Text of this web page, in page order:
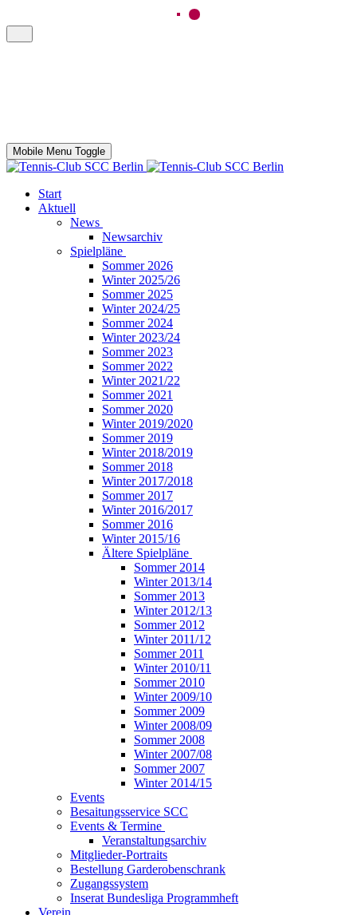
Mobile Menu Toggle
Start
Aktuell
News
Newsarchiv
Spielpläne
Sommer 2026
Winter 2025/26
Sommer 2025
Winter 2024/25
Sommer 2024
Winter 2023/24
Sommer 2023
Sommer 2022
Winter 2021/22
Sommer 2021
Sommer 2020
Winter 2019/2020
Sommer 2019
Winter 2018/2019
Sommer 2018
Winter 2017/2018
Sommer 2017
Winter 2016/2017
Sommer 2016
Winter 2015/16
Ältere Spielpläne
Sommer 2014
Winter 2013/14
Sommer 2013
Winter 2012/13
Sommer 2012
Winter 2011/12
Sommer 2011
Winter 2010/11
Sommer 2010
Winter 2009/10
Sommer 2009
Winter 2008/09
Sommer 2008
Winter 2007/08
Sommer 2007
Winter 2014/15
Events
Besaitungsservice SCC
Events & Termine
Veranstaltungsarchiv
Mitglieder-Portraits
Bestellung Garderobenschrank
Zugangssystem
Inserat Bundesliga Programmheft
Verein